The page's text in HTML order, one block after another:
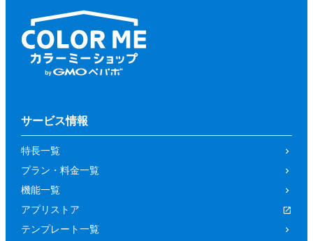
サービス情報
特長一覧
プラン・料金一覧
機能一覧
アプリストア
テンプレート一覧